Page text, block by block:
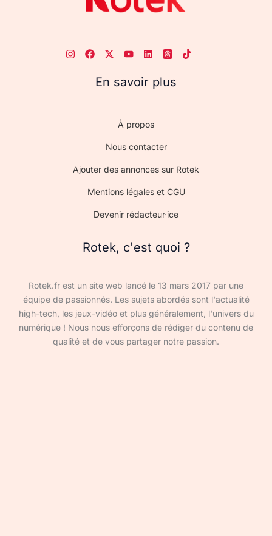
En savoir plus
À propos
Nous contacter
Ajouter des annonces sur Rotek
Mentions légales et CGU
Devenir rédacteur·ice
Rotek, c'est quoi ?
Rotek.fr est un site web lancé le 13 mars 2017 par une
équipe de passionnés. Les sujets abordés sont l'actualité
high-tech, les jeux-vidéo et plus généralement, l'univers du
numérique ! Nous nous efforçons de rédiger du contenu de
qualité et de vous partager notre passion.